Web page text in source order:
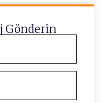
Gönderin